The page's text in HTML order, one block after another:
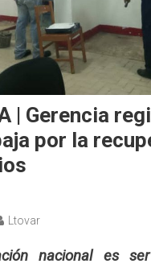
| Gerencia
por la
Ltovar
nacional es